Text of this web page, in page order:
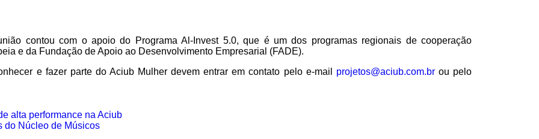
contou com o apoio do Programa Al-Invest 5.0, que é um dos programas regionais de cooperação
e da Fundação de Apoio ao Desenvolvimento Empresarial (FADE).
e fazer parte do Aciub Mulher devem entrar em contato pelo e-mail
projetos@aciub.com.br ou pelo
alta performance na Aciub
do Núcleo de Músicos